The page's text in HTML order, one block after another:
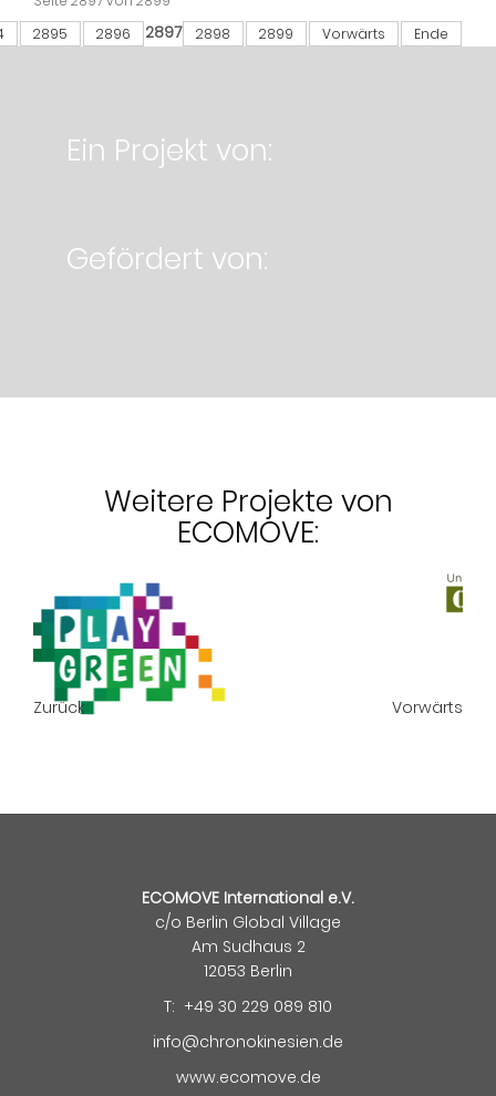
2895 2896 2897 2898 2899 Vorwärts Ende
Ein Projekt von:
Gefördert von:
Weitere Projekte von
ECOMOVE:
Zurück Vorwärts
ECOMOVE International e.V.
c/o Berlin Global Village
Am Sudhaus 2
12053 Berlin
T: +49 30 229 089 810
info@chronokinesien.de
www.ecomove.de